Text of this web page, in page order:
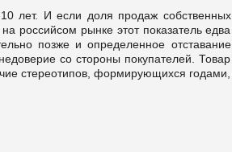
лет. И если доля продаж собственных
российсом рынке этот показатель едва
позже и определенное отставание
со стороны покупателей. Товар
стереотипов, формирующихся годами,